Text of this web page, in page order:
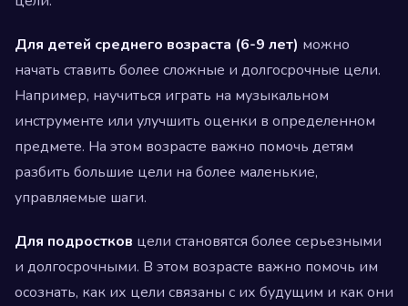
Для детей среднего возраста (6-9 лет) можно
начать ставить более сложные и долгосрочные цели.
Например, научиться играть на музыкальном
инструменте или улучшить оценки в определенном
предмете. На этом возрасте важно помочь детям
разбить большие цели на более маленькие,
управляемые шаги.
Для подростков цели становятся более серьезными
и долгосрочными. В этом возрасте важно помочь им
осознать, как их цели связаны с их будущим и как они